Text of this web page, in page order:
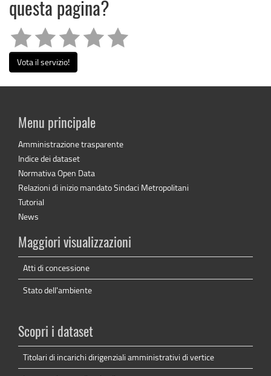
questa pagina?
Vota il servizio!
Menu principale
Amministrazione trasparente
Indice dei dataset
Normativa Open Data
Relazioni di inizio mandato Sindaci Metropolitani
Tutorial
News
Maggiori visualizzazioni
Atti di concessione
Stato dell'ambiente
Scopri i dataset
Titolari di incarichi dirigenziali amministrativi di vertice